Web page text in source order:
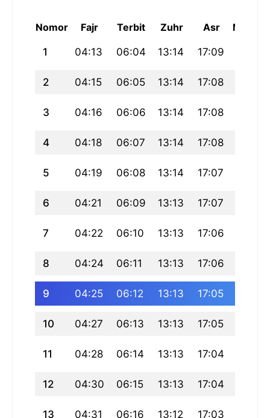
Nomor Fajr Terbit Zuhr Asr
1 04:13 06:04 13:14 17:09
2 04:15 06:05 13:14 17:08
3 04:16 06:06 13:14 17:08
4 04:18 06:07 13:14 17:08
5 04:19 06:08 13:14 17:07
6 04:21 06:09 13:13 17:07
7 04:22 06:10 13:13 17:06
8 04:24 06:11 13:13 17:06
9 04:25 06:12 13:13 17:05
10 04:27 06:13 13:13 17:05
11 04:28 06:14 13:13 17:04
12 04:30 06:15 13:13 17:04
13 04:31 06:16 13:12 17:03